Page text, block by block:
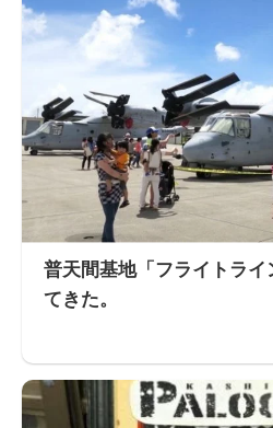
普天間基地「フライトライ
てきた。